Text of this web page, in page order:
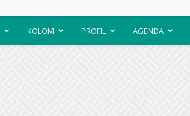
KOLOM PROFIL AGENDA